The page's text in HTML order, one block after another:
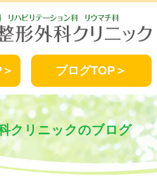
ブログTOP＞
クリニックのブログ